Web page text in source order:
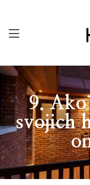
Menu
9.
svojich